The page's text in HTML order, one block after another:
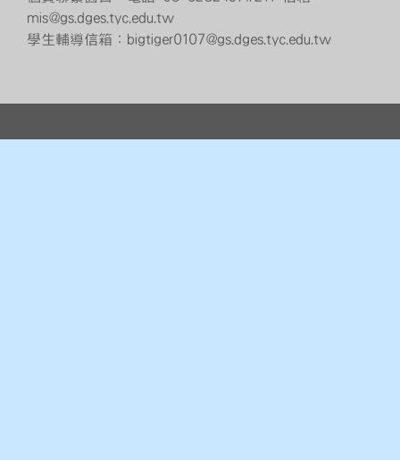
mis@gs.dges.tyc.edu.tw
學生輔導信箱：bigtiger0107@gs.dges.tyc.edu.tw